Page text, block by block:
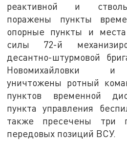
реактивной и
поражены пункты
опорные пункты и
силы 72-й
десантно-штурмовой
Новомихайловки и
уничтожены ротный
пунктов временной
пункта управления
также пресечены три
передовых позиций ВСУ.